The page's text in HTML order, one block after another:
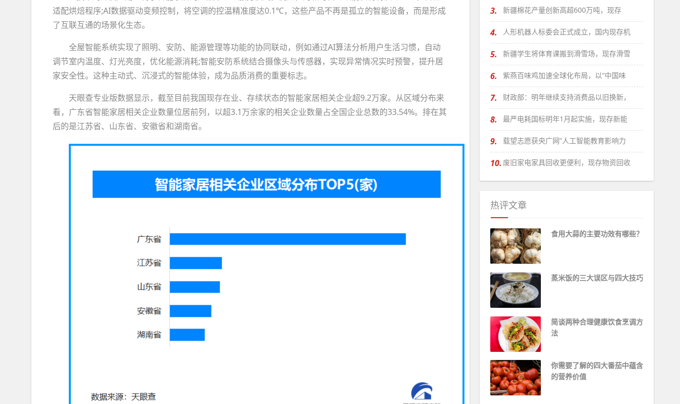
适配烘焙程序;AI数据驱动变频控制，将空调的控温精准度达0.1℃，这些产品不再是孤立的智能设备，而是形成
了互联互通的场景化生态。
全屋智能系统实现了照明、安防、能源管理等功能的协同联动，例如通过AI算法分析用户生活习惯，自动
调节室内温度、灯光亮度，优化能源消耗;智能安防系统结合摄像头与传感器，实现异常情况实时预警，提升居
家安全性。这种主动式、沉浸式的智能体验，成为品质消费的重要标志。
天眼查专业版数据显示，截至目前我国现存在业、存续状态的智能家居相关企业超9.2万家。从区域分布来
看，广东省智能家居相关企业数量位居前列，以超3.1万余家的相关企业数量占全国企业总数的33.54%。排在其
后的是江苏省、山东省、安徽省和湖南省。
3. 新疆棉花产量创新高超600万吨，现存
4. 人形机器人标委会正式成立，国内现存机
5. 新疆学生将体育课搬到滑雪场，现存滑雪
6. 紫燕百味鸡加速全球化布局，以“中国味
7. 财政部：明年继续支持消费品以旧换新，
8. 最严电耗国标明年1月起实施，现存新能
9. 载望志愿获央广网”人工智能教育影响力
10. 废旧家电家具回收更便利，现存物资回收
热评文章
食用大蒜的主要功效有哪些？
蒸米饭的三大误区与四大技巧
简谈两种合理健康饮食烹调方
法 ​
你需要了解的四大番茄中蕴含
的营养价值 ​